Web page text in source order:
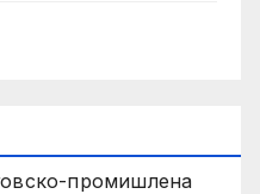
промишлена